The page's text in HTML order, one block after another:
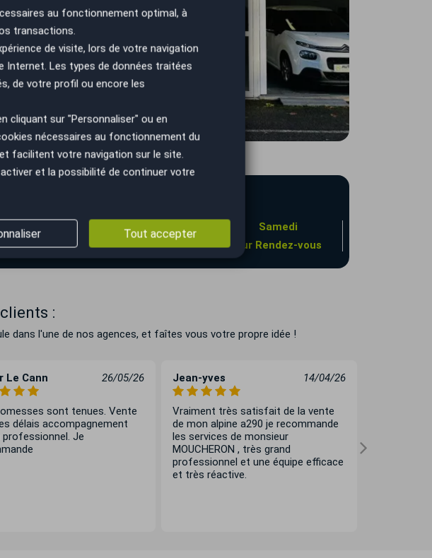
Jeudi
à 19h00
Vendredi
9h00 à 19h00
Samedi
Sur Rendez-vous
:
dans l'une de nos agences, et faîtes vous votre propre idée !
Le Cann 26/05/26
sont tenues. Vente
délais accompagnement
professionnel. Je
Jean-yves 14/04/26
Vraiment très satisfait de la vente
de mon alpine a290 je recommande
les services de monsieur
MOUCHERON , très grand
professionnel et une équipe efficace
et très réactive.
au fonctionnement optimal, à
transactions.
de visite, lors de votre navigation
Internet. Les types de données traitées
de votre profil ou encore les
cliquant sur "Personnaliser" ou en
nécessaires au fonctionnement du
facilitent votre navigation sur le site.
et la possibilité de continuer votre
Tout accepter